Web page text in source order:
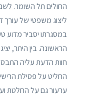
החולים תל השומר.
ליצוג משפטי של עורך
במסגרתו יסביר
הראשונה. בין היתר,
חוות הדעת עליה
החליט על פסילת
ערעור גם על החלטת